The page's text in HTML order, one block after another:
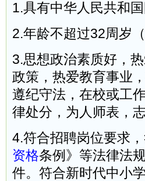
1.具有中华人民共和国
2.年龄不超过32周岁
3.思想政治素质好，
政策，热爱教育事业
遵纪守法，在校或工
律处分，为人师表，
4.符合招聘岗位要求
资格条例》等法律法
件。符合新时代中小